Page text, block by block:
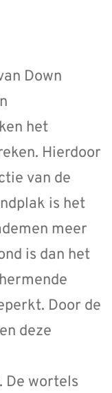
Down
het
Hierdoor
van de
is het
meer
is dan het
Door de
deze
De wortels